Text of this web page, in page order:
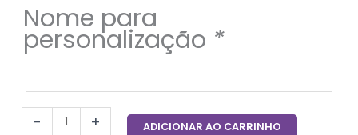
Nome para
personalização *
- + ADICIONAR AO CARRINHO